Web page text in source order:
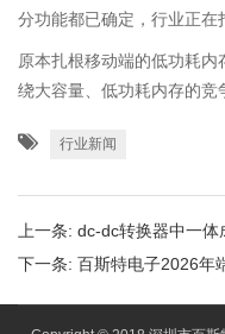
分功能都已确定，行业正在
原本扎根移动端的低功耗
绕大容量、低功耗内存的竞
行业新闻
上一条: dc-dc转换器中一体
下一条: 百斯特电子2026年